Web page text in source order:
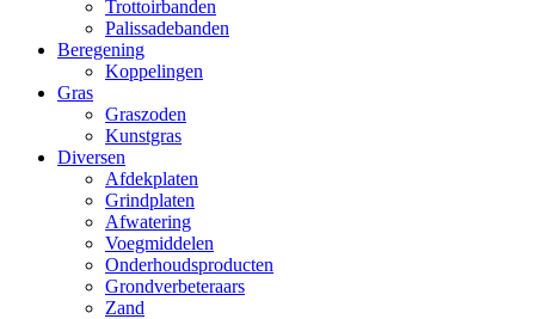
Trottoirbanden
Palissadebanden
Beregening
Koppelingen
Gras
Graszoden
Kunstgras
Diversen
Afdekplaten
Grindplaten
Afwatering
Voegmiddelen
Onderhoudsproducten
Grondverbeteraars
Zand